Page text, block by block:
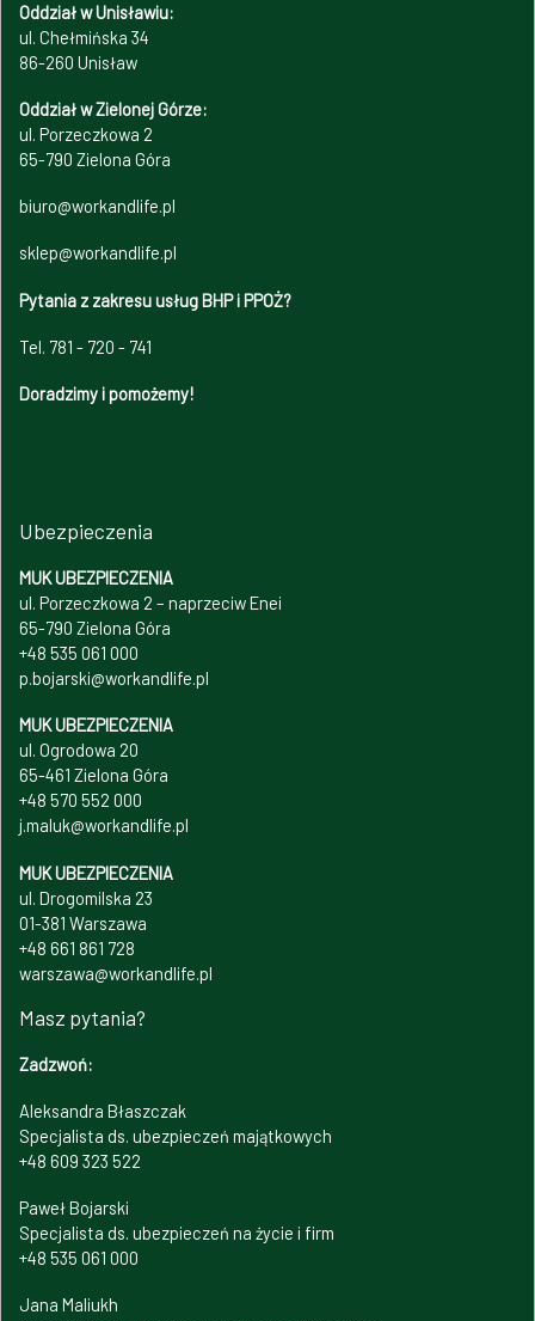
Oddział w Unisławiu:
ul. Chełmińska 34
86-260 Unisław
Oddział w Zielonej Górze:
ul. Porzeczkowa 2
65-790 Zielona Góra
biuro@workandlife.pl
sklep@workandlife.pl
Pytania z zakresu usług BHP i PPOŻ?
Tel. 781 - 720 - 741
Doradzimy i pomożemy!
Ubezpieczenia
MUK UBEZPIECZENIA
ul. Porzeczkowa 2 – naprzeciw Enei
65-790 Zielona Góra
+48 535 061 000
p.bojarski@workandlife.pl
MUK UBEZPIECZENIA
ul. Ogrodowa 20
65-461 Zielona Góra
+48 570 552 000
j.maluk@workandlife.pl
MUK UBEZPIECZENIA
ul. Drogomilska 23
01-381 Warszawa
+48 661 861 728
warszawa@workandlife.pl
Masz pytania?
Zadzwoń:
Aleksandra Błaszczak
Specjalista ds. ubezpieczeń majątkowych
+48 609 323 522
Paweł Bojarski
Specjalista ds. ubezpieczeń na życie i firm
+48 535 061 000
Jana Maliukh